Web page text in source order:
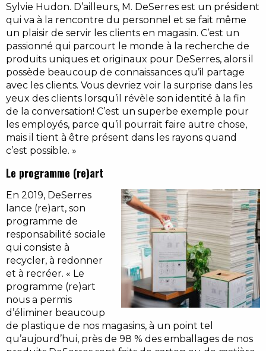
Sylvie Hudon. D’ailleurs, M. DeSerres est un président
qui va à la rencontre du personnel et se fait même
un plaisir de servir les clients en magasin. C’est un
passionné qui parcourt le monde à la recherche de
produits uniques et originaux pour DeSerres, alors il
possède beaucoup de connaissances qu’il partage
avec les clients. Vous devriez voir la surprise dans les
yeux des clients lorsqu’il révèle son identité à la fin
de la conversation! C’est un superbe exemple pour
les employés, parce qu’il pourrait faire autre chose,
mais il tient à être présent dans les rayons quand
c’est possible. »
Le programme (re)art
En 2019, DeSerres
lance (re)art, son
programme de
responsabilité sociale
qui consiste à
recycler, à redonner
et à recréer. « Le
programme (re)art
nous a permis
d’éliminer beaucoup
de plastique de nos magasins, à un point tel
qu’aujourd’hui, près de 98 % des emballages de nos